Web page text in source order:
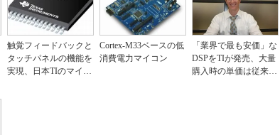
触覚フィードバックと
タッチパネルの機能を
実現、日本TIのマイコ
Cortex-M33ベースの低
消費電力マイコン
「業界で最も安価」な
DSPをTIが発売、大量
購入時の単価は従来品